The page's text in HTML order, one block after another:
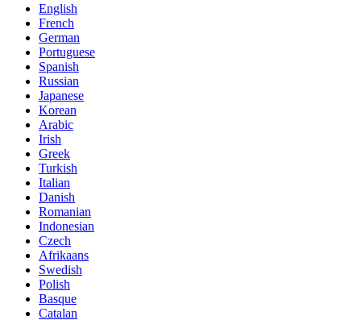
English
French
German
Portuguese
Spanish
Russian
Japanese
Korean
Arabic
Irish
Greek
Turkish
Italian
Danish
Romanian
Indonesian
Czech
Afrikaans
Swedish
Polish
Basque
Catalan